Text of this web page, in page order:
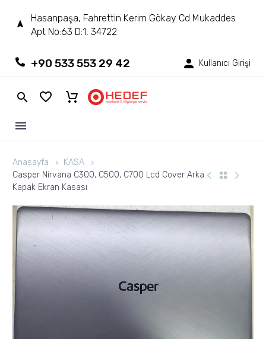
Hasanpaşa, Fahrettin Kerim Gökay Cd Mukaddes
Apt No:63 D:1, 34722
+90 533 553 29 42 Kullanıcı Girişi
Anasayfa
KASA
Casper Nirvana C300, C500, C700 Lcd Cover Arka
Kapak Ekran Kasası